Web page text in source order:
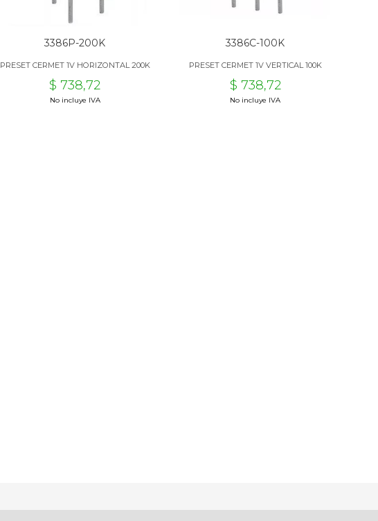
3386P-200K
PRESET CERMET 1V HORIZONTAL 200K
$ 738,72
No incluye IVA
3386C-100K
PRESET CERMET 1V VERTICAL 100K
$ 738,72
No incluye IVA